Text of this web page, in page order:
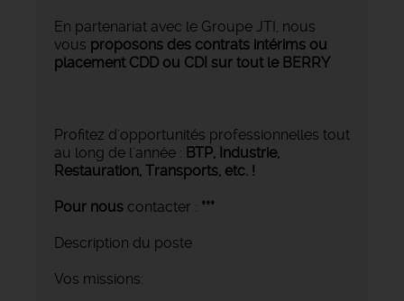
En partenariat avec le Groupe JTI, nous
vous proposons des contrats intérims ou
placement CDD ou CDI sur tout le BERRY
Profitez d'opportunités professionnelles tout
au long de l'année : BTP, Industrie,
Restauration, Transports, etc. !
Pour nous contacter : ***
Description du poste
Vos missions: